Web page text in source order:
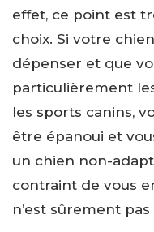
effet, ce point est
choix. Si votre
dépenser et que
particulièrement
les sports canins,
être épanoui et
un chien non-
contraint de vous
n’est sûrement